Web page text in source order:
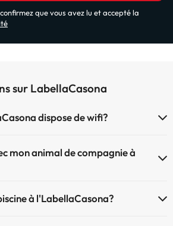
que vous avez lu et accepté la
sur LabellaCasona
dispose de wifi?
mon animal de compagnie à
à la réception). Consultez les
à l'LabellaCasona?